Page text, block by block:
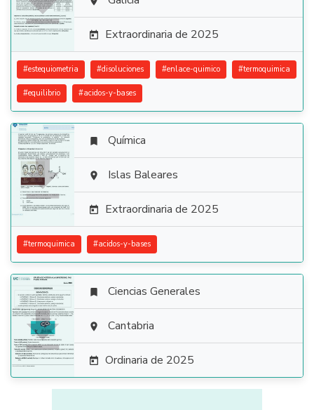
 Extraordinaria de 2025
#estequiometria #disoluciones #enlace-quimico #termoquimica
#equilibrio #acidos-y-bases

 Química
 Islas Baleares
 Extraordinaria de 2025
#termoquimica #acidos-y-bases

 Ciencias Generales
 Cantabria
 Ordinaria de 2025